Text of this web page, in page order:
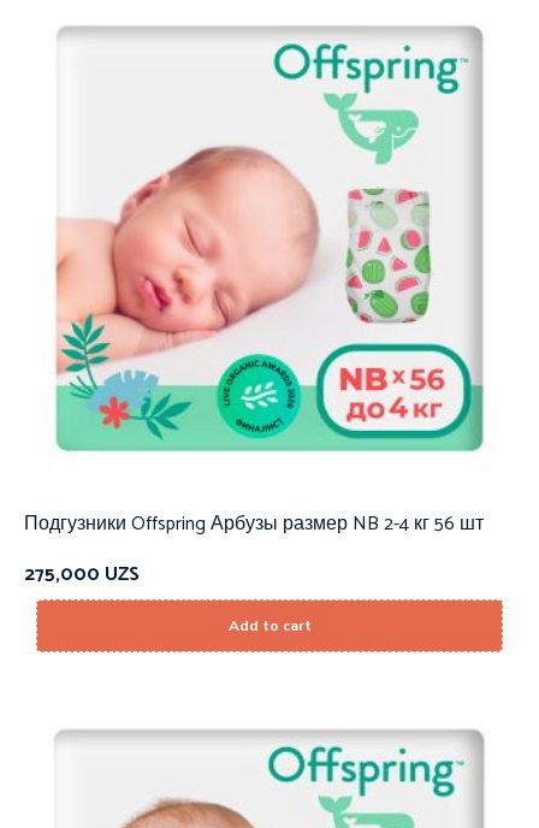
Подгузники Offspring Арбузы размер NB 2-4 кг 56 шт
275,000 UZS
Add to cart